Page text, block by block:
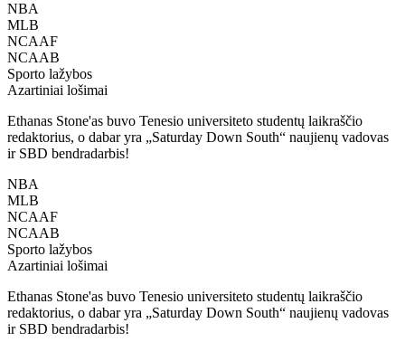
NBA
MLB
NCAAF
NCAAB
Sporto lažybos
Azartiniai lošimai
Ethanas Stone'as buvo Tenesio universiteto studentų laikraščio
redaktorius, o dabar yra „Saturday Down South“ naujienų vadovas
ir SBD bendradarbis!
NBA
MLB
NCAAF
NCAAB
Sporto lažybos
Azartiniai lošimai
Ethanas Stone'as buvo Tenesio universiteto studentų laikraščio
redaktorius, o dabar yra „Saturday Down South“ naujienų vadovas
ir SBD bendradarbis!